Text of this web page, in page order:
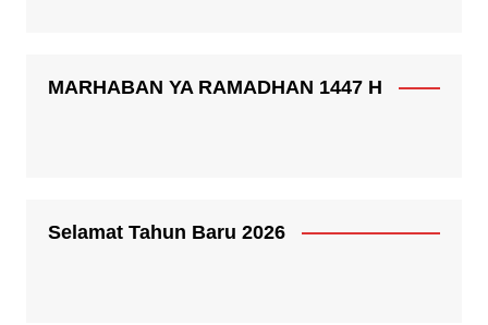
MARHABAN YA RAMADHAN 1447 H
Selamat Tahun Baru 2026